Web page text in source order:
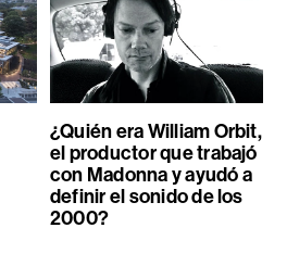
¿Quién era William Orbit,
el productor que trabajó
con Madonna y ayudó a
definir el sonido de los
2000?